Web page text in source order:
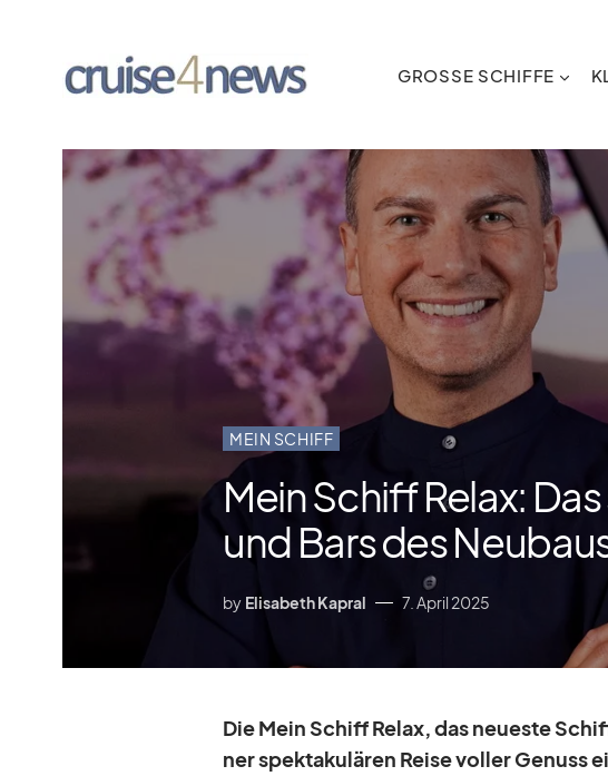
GROSSE SCHIFFE
MEIN SCHIFF
Mein Schiff Relax:
und Bars des
by Elisabeth Kapral 7. April 2025
Die Mein Schiff Re­lax, das neu­este
ner spek­ta­ku­lä­ren Reise vol­ler Ge­nuss